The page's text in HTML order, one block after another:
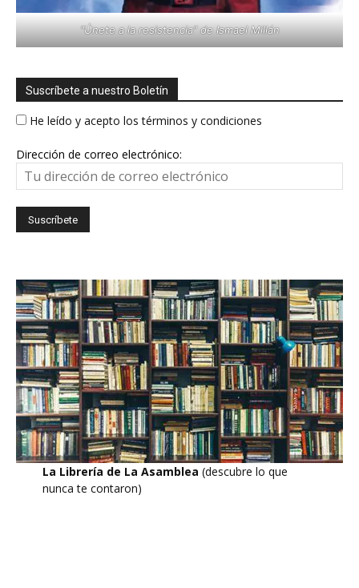
"Únete a la resistencia" de Ismael Millán
Suscríbete a nuestro Boletín
He leído y acepto los términos y condiciones
Dirección de correo electrónico:
La Librería de La Asamblea (descubre lo que
nunca te contaron)